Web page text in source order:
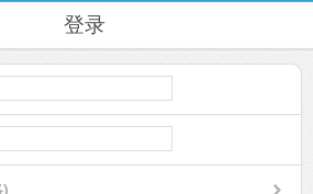
登录
)